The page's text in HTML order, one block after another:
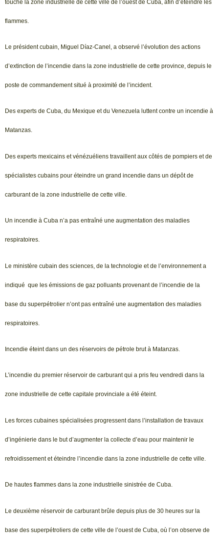
touche la zone industrielle de cette ville de l’ouest de Cuba, afin d’éteindre les
flammes.
Le président cubain, Miguel Díaz-Canel, a observé l’évolution des actions
d’extinction de l’incendie dans la zone industrielle de cette province, depuis le
poste de commandement situé à proximité de l’incident.
Des experts de Cuba, du Mexique et du Venezuela luttent contre un incendie à
Matanzas.
Des experts mexicains et vénézuéliens travaillent aux côtés de pompiers et de
spécialistes cubains pour éteindre un grand incendie dans un dépôt de
carburant de la zone industrielle de cette ville.
Un incendie à Cuba n’a pas entraîné une augmentation des maladies
respiratoires.
Le ministère cubain des sciences, de la technologie et de l’environnement a
indiqué que les émissions de gaz polluants provenant de l’incendie de la
base du superpétrolier n’ont pas entraîné une augmentation des maladies
respiratoires.
Incendie éteint dans un des réservoirs de pétrole brut à Matanzas.
L’incendie du premier réservoir de carburant qui a pris feu vendredi dans la
zone industrielle de cette capitale provinciale a été éteint.
Les forces cubaines spécialisées progressent dans l’installation de travaux
d’ingénierie dans le but d’augmenter la collecte d’eau pour maintenir le
refroidissement et éteindre l’incendie dans la zone industrielle de cette ville.
De hautes flammes dans la zone industrielle sinistrée de Cuba.
Le deuxième réservoir de carburant brûle depuis plus de 30 heures sur la
base des superpétroliers de cette ville de l’ouest de Cuba, où l’on observe de